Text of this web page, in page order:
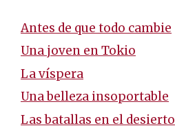
Antes de que todo cambie
Una joven en Tokio
La víspera
Una belleza insoportable
Las batallas en el desierto